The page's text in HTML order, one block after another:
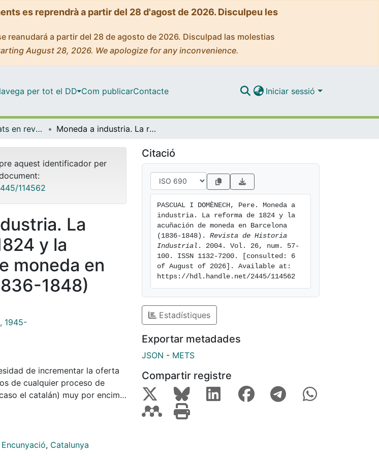
es reprendrà a partir del 28 d'agost de 2026. Disculpeu les
reanudará a partir del 28 de agosto de 2026. Disculpad las molestias
August 28, 2026. We apologize for any inconvenience.
per tot el DD Com publicarContacte Iniciar sessió
Articles publicats en revistes (Història Econòmica, Institucions, Política i Economia Mundial) Moneda a industria. La reforma de 1824 y la acuñación de moneda en Barcelona (1836-1848)
aquest identificador per
114562
La
y la
moneda en
1848)
1945-
de incrementar la oferta
de cualquier proceso de
el catalán) muy por encima
En España esto se vio
de 1824. En el estudio
cambio de
Encunyació, Catalunya
Citació
PASCUAL I DOMÈNECH, Pere. Moneda a
industria. La reforma de 1824 y la
acuñación de moneda en Barcelona
(1836-1848). Revista de Historia
Industrial . 2004. Vol. 26, num. 57-
100. ISSN 1132-7200. [consulted: 6
of August of 2026]. Available at:
https://hdl.handle.net/2445/114562
Estadístiques
Exportar metadades
JSON - METS
Compartir registre